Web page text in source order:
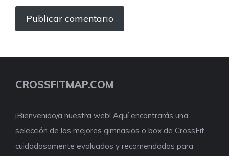
CROSSFITMAP.COM
¡Bienvenido/a nuestra web! Aquí encontrarás una
selección de los mejores gimnasios o box de CrossFit,
cuidadosamente evaluados y recomendados para